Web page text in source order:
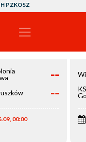
PZKOSZ
--
--
00:00